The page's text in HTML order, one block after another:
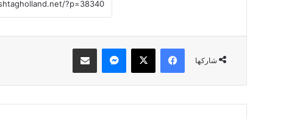
شاركها
فيسبوك ‫X ماسنجر مشاركة عبر البريد